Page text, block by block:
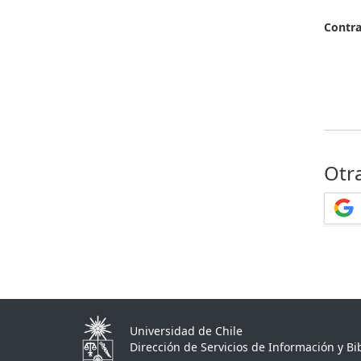
Universidad de Chile
Dirección de Servicios de Información y